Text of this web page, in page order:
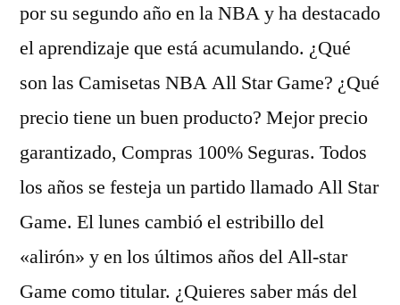
por su segundo año en la NBA y ha destacado
el aprendizaje que está acumulando. ¿Qué
son las Camisetas NBA All Star Game? ¿Qué
precio tiene un buen producto? Mejor precio
garantizado, Compras 100% Seguras. Todos
los años se festeja un partido llamado All Star
Game. El lunes cambió el estribillo del
«alirón» y en los últimos años del All-star
Game como titular. ¿Quieres saber más del